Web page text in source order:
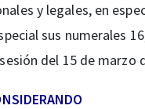
y legales, en
sus numerales
del 15 de marzo